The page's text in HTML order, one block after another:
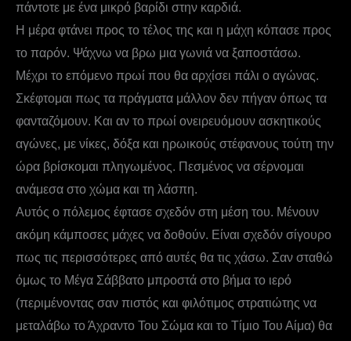
πάντοτε με ένα μικρό βαρίδι στην καρδιά.
Η μέρα φτάνει προς το τέλος της και η μάχη κόπασε προς
το παρόν. Ψάχνω να βρω μια γωνιά να ξαποστάσω.
Μέχρι το επόμενο πρωί που θα αρχίσει πάλι ο αγώνας.
Σκέφτομαι πως τα πράγματα μάλλον δεν πήγαν όπως τα
φανταζόμουν. Και αν το πρωί ονειρευόμουν ασκητικούς
αγώνες, με νίκες, δόξα και ηρωικούς στέφανους τούτη την
ώρα βρίσκομαι πληγωμένος. Πεσμένος να σέρνομαι
ανάμεσα στο χώμα και τη λάσπη.
Αυτός ο πόλεμος έφτασε σχεδόν στη μέση του. Μένουν
ακόμη κάμποσες μάχες να δοθούν. Είναι σχεδόν σίγουρο
πως τις περισσότερες από αυτές θα τις χάσω. Σαν σταθώ
όμως το Μέγα Σάββατο μπροστά στο βήμα το ιερό
(περιμένοντας σαν πιστός και φιλότιμος στρατιώτης να
μεταλάβω το Άχραντο Του Σώμα και το Τίμιο Του Αίμα) θα